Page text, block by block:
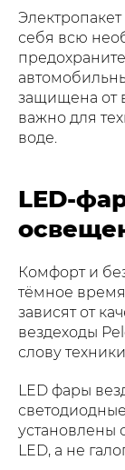
себя всю
защищена от
важно для
воде.
LED-
Комфорт и
тёмное
зависят от
вездеходы
слову техники.
LED фары
установлены
LED, а не